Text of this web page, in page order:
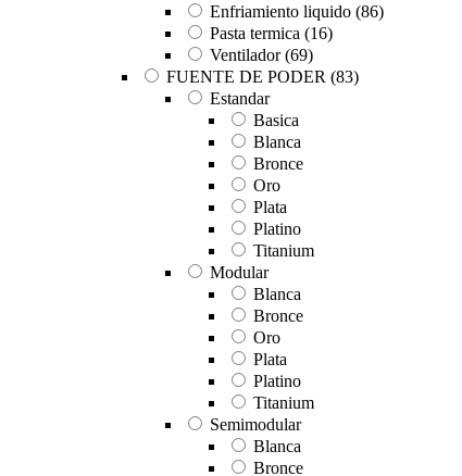
Enfriamiento liquido (86)
Pasta termica (16)
Ventilador (69)
FUENTE DE PODER (83)
Estandar
Basica
Blanca
Bronce
Oro
Plata
Platino
Titanium
Modular
Blanca
Bronce
Oro
Plata
Platino
Titanium
Semimodular
Blanca
Bronce